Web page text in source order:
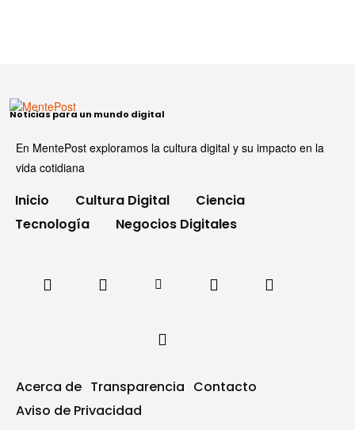
Noticias para un mundo digital
En MentePost exploramos la cultura digital y su impacto en la
vida cotidiana
Inicio Cultura Digital
Ciencia
Tecnología
Negocios Digitales
Acerca de Transparencia Contacto
Aviso de Privacidad